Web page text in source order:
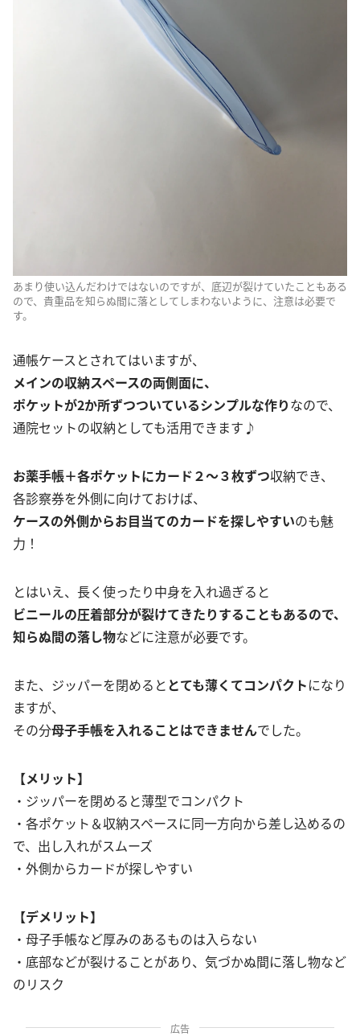
あまり使い込んだわけではないのですが、底辺が裂けていたこともある
ので、貴重品を知らぬ間に落としてしまわないように、注意は必要で
す。
通帳ケースとされてはいますが、
メインの収納スペースの両側面に、
ポケットが2か所ずつついているシンプルな作りなので、
通院セットの収納としても活用できます♪
お薬手帳＋各ポケットにカード２～３枚ずつ収納でき、
各診察券を外側に向けておけば、
ケースの外側からお目当てのカードを探しやすいのも魅
力！
とはいえ、長く使ったり中身を入れ過ぎると
ビニールの圧着部分が裂けてきたりすることもあるので、
知らぬ間の落し物などに注意が必要です。
また、ジッパーを閉めると とても薄くてコンパクトになり
ますが、
その分母子手帳を入れることはできませんでした。
【メリット】
・ジッパーを閉めると薄型でコンパクト
・各ポケット＆収納スペースに同一方向から差し込めるの
で、出し入れがスムーズ
・外側からカードが探しやすい
【デメリット】
・母子手帳など厚みのあるものは入らない
・底部などが裂けることがあり、気づかぬ間に落し物など
のリスク
広告